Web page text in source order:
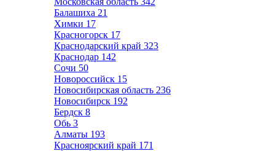
Балашиха 21
Химки 17
Красногорск 17
Краснодарский край 323
Краснодар 142
Сочи 50
Новороссийск 15
Новосибирская область 236
Новосибирск 192
Бердск 8
Обь 3
Алматы 193
Красноярский край 171